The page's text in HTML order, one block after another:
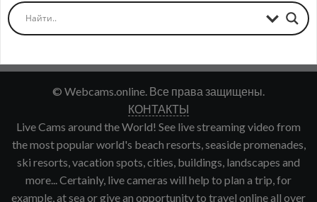
© Webcams.online. Все права защищены.
КОНТАКТЫ
Live Cams around the World! See live streaming video from
the most popular world's beach resorts, seaside promenades,
ski resorts, vacation spots, cities, buildings, landscapes and
more... Certainly, live cameras will help to plan a trip, for
example, at sea or give an opportunity to travel online all over